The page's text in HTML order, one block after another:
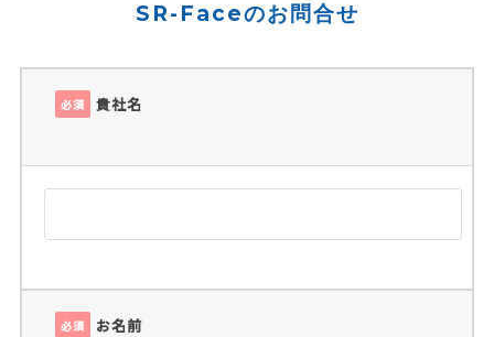
SR-Faceのお問合せ
必須 貴社名
必須 お名前